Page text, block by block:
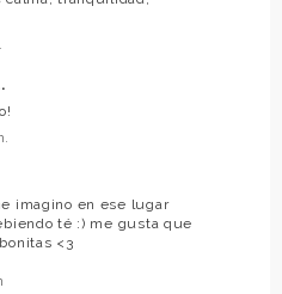
imagino en ese lugar
té :) me gusta que
<3